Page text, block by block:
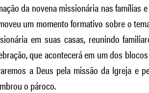
da novena missionária nas famílias
um momento formativo sobre o
em suas casas, reunindo
que acontecerá em um dos
a Deus pela missão da Igreja e
o pároco.